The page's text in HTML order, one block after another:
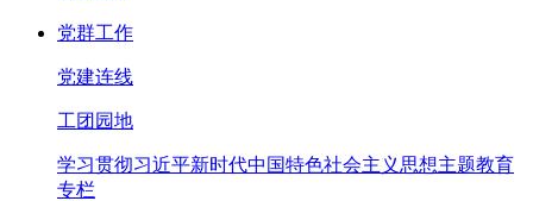
党群工作
党建连线
工团园地
学习贯彻习近平新时代中国特色社会主义思想主题教育
专栏